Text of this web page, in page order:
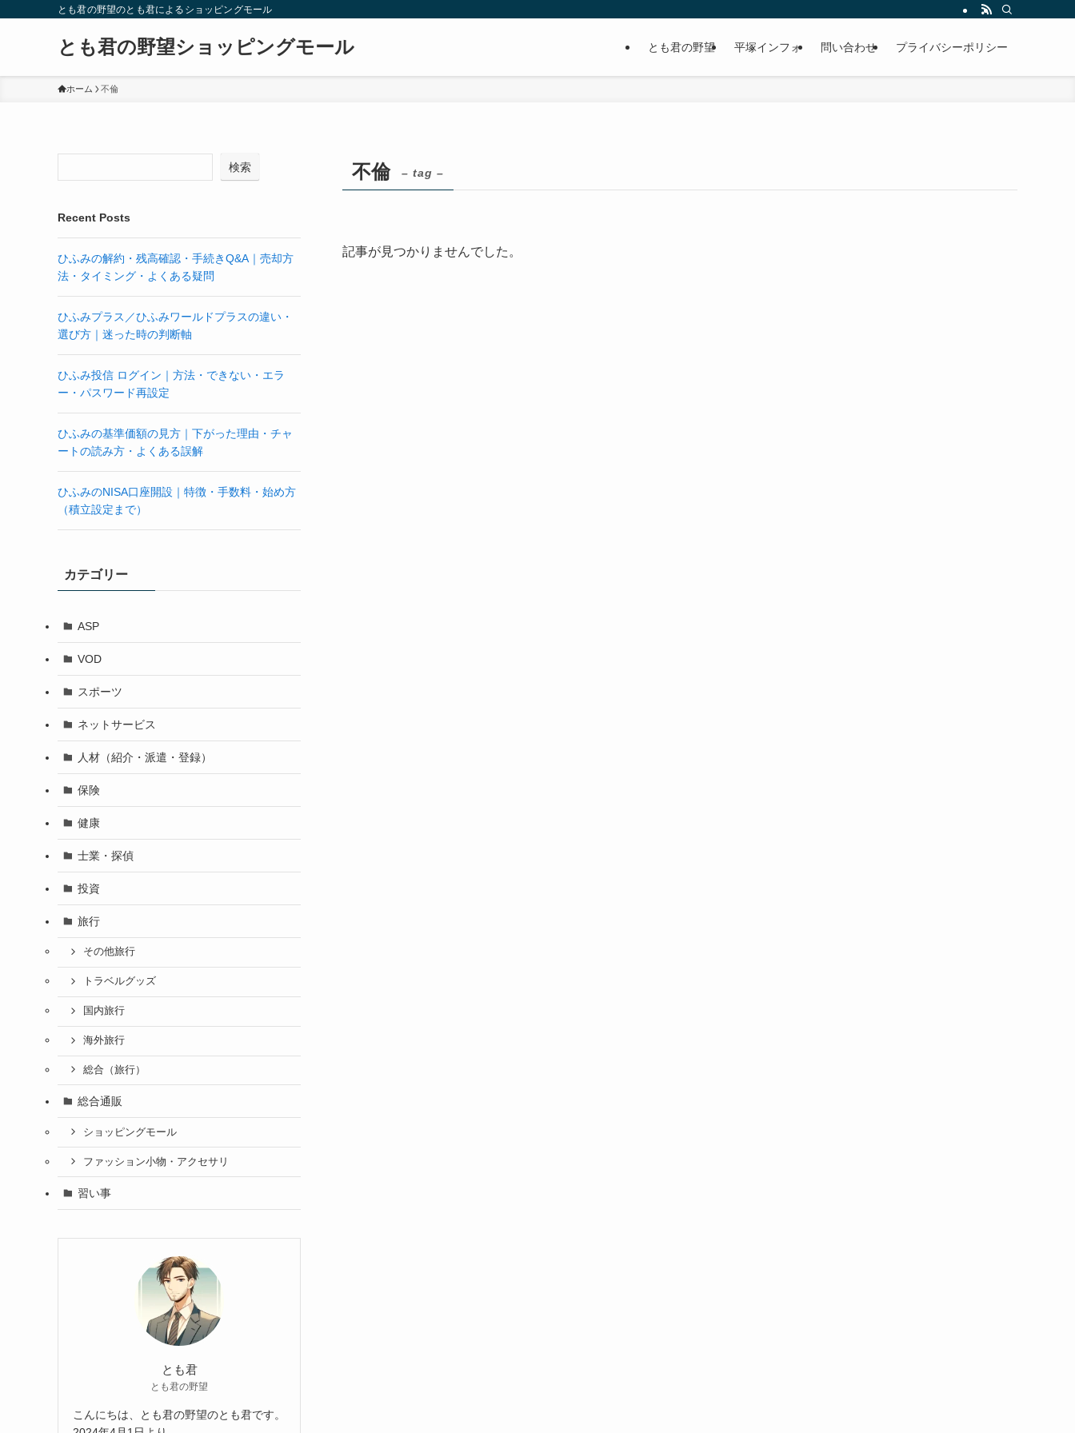
とも君の野望のとも君によるショッピングモール
とも君の野望ショッピングモール とも君の野望 平塚インフォ 問い合わせ プライバシーポリシー
ホーム 不倫
不倫 – tag –
記事が見つかりませんでした。
検索
Recent Posts
ひふみの解約・残高確認・手続きQ&A｜売却方
法・タイミング・よくある疑問
ひふみプラス／ひふみワールドプラスの違い・
選び方｜迷った時の判断軸
ひふみ投信 ログイン｜方法・できない・エラ
ー・パスワード再設定
ひふみの基準価額の見方｜下がった理由・チャ
ートの読み方・よくある誤解
ひふみのNISA口座開設｜特徴・手数料・始め方
（積立設定まで）
カテゴリー
ASP
VOD
スポーツ
ネットサービス
人材（紹介・派遣・登録）
保険
健康
士業・探偵
投資
旅行
その他旅行
トラベルグッズ
国内旅行
海外旅行
総合（旅行）
総合通販
ショッピングモール
ファッション小物・アクセサリ
習い事
とも君
とも君の野望
こんにちは、とも君の野望のとも君です。